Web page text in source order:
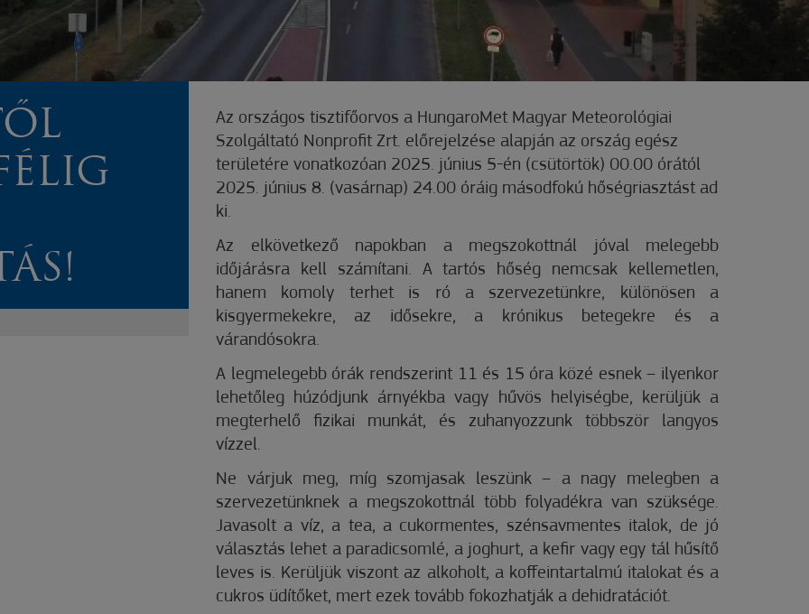
Az országos tisztifőorvos a HungaroMet Magyar Meteorológiai
Szolgáltató Nonprofit Zrt. előrejelzése alapján az ország egész
területére vonatkozóan 2025. június 5-én (csütörtök) 00.00 órától
2025. június 8. (vasárnap) 24.00 óráig másodfokú hőségriasztást ad
ki.
Az elkövetkező napokban a megszokottnál jóval melegebb
időjárásra kell számítani. A tartós hőség nemcsak kellemetlen,
hanem komoly terhet is ró a szervezetünkre, különösen a
kisgyermekekre, az idősekre, a krónikus betegekre és a
várandósokra.
A legmelegebb órák rendszerint 11 és 15 óra közé esnek – ilyenkor
lehetőleg húzódjunk árnyékba vagy hűvös helyiségbe, kerüljük a
megterhelő fizikai munkát, és zuhanyozzunk többször langyos
vízzel.
Ne várjuk meg, míg szomjasak leszünk – a nagy melegben a
szervezetünknek a megszokottnál több folyadékra van szüksége.
Javasolt a víz, a tea, a cukormentes, szénsavmentes italok, de jó
választás lehet a paradicsomlé, a joghurt, a kefir vagy egy tál hűsítő
leves is. Kerüljük viszont az alkoholt, a koffeintartalmú italokat és a
cukros üdítőket, mert ezek tovább fokozhatják a dehidratációt.